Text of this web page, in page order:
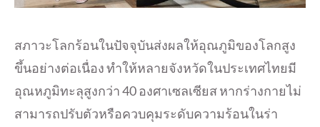
สภาวะโลกร้อนในปัจจุบันส่งผลให้อุณภูมิของโลกสูง
ขึ้นอย่างต่อเนื่อง ทำให้หลายจังหวัดในประเทศไทยมี
อุณหภูมิทะลุสูงกว่า 40 องศาเซลเซียส หากร่างกายไม่
สามารถปรับตัวหรือควบคุมระดับความร้อนในร่า